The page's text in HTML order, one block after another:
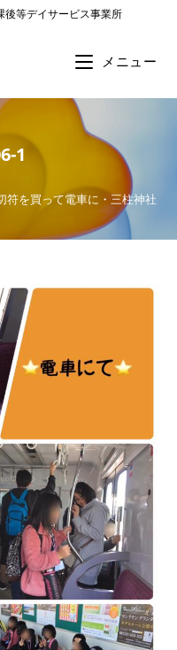
後等デイサービス事業所
メニュー
1
符を買って電車に・三柱神社・